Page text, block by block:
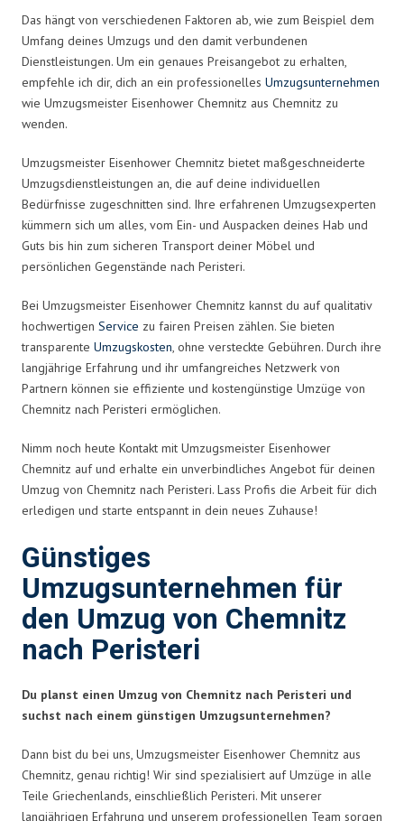
Das hängt von verschiedenen Faktoren ab, wie zum Beispiel dem
Umfang deines Umzugs und den damit verbundenen
Dienstleistungen. Um ein genaues Preisangebot zu erhalten,
empfehle ich dir, dich an ein professionelles Umzugsunternehmen
wie Umzugsmeister Eisenhower Chemnitz aus Chemnitz zu
wenden.
Umzugsmeister Eisenhower Chemnitz bietet maßgeschneiderte
Umzugsdienstleistungen an, die auf deine individuellen
Bedürfnisse zugeschnitten sind. Ihre erfahrenen Umzugsexperten
kümmern sich um alles, vom Ein- und Auspacken deines Hab und
Guts bis hin zum sicheren Transport deiner Möbel und
persönlichen Gegenstände nach Peristeri.
Bei Umzugsmeister Eisenhower Chemnitz kannst du auf qualitativ
hochwertigen Service zu fairen Preisen zählen. Sie bieten
transparente Umzugskosten, ohne versteckte Gebühren. Durch ihre
langjährige Erfahrung und ihr umfangreiches Netzwerk von
Partnern können sie effiziente und kostengünstige Umzüge von
Chemnitz nach Peristeri ermöglichen.
Nimm noch heute Kontakt mit Umzugsmeister Eisenhower
Chemnitz auf und erhalte ein unverbindliches Angebot für deinen
Umzug von Chemnitz nach Peristeri. Lass Profis die Arbeit für dich
erledigen und starte entspannt in dein neues Zuhause!
Günstiges
Umzugsunternehmen für
den Umzug von Chemnitz
nach Peristeri
Du planst einen Umzug von Chemnitz nach Peristeri und
suchst nach einem günstigen Umzugsunternehmen?
Dann bist du bei uns, Umzugsmeister Eisenhower Chemnitz aus
Chemnitz, genau richtig! Wir sind spezialisiert auf Umzüge in alle
Teile Griechenlands, einschließlich Peristeri. Mit unserer
langjährigen Erfahrung und unserem professionellen Team sorgen